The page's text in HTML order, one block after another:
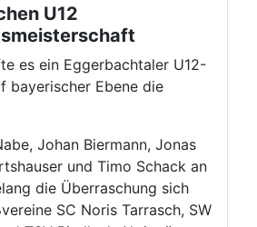
U12
es ein Eggerbachtaler U12-
bayerischer Ebene die
Johan Biermann, Jonas
und Timo Schack an
die Überraschung sich
SC Noris Tarrasch, SW